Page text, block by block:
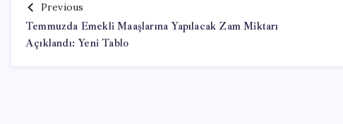
Previous
Temmuzda Emekli Maaşlarına Yapılacak Zam Miktarı
Açıklandı: Yeni Tablo